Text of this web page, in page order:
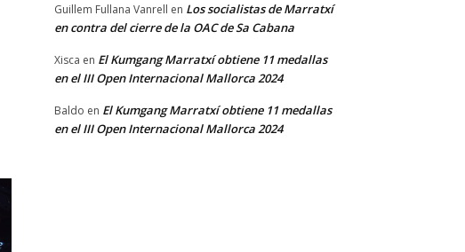
Guillem Fullana Vanrell en Los socialistas de Marratxí
en contra del cierre de la OAC de Sa Cabana
Xisca en El Kumgang Marratxí obtiene 11 medallas
en el III Open Internacional Mallorca 2024
Baldo en El Kumgang Marratxí obtiene 11 medallas
en el III Open Internacional Mallorca 2024